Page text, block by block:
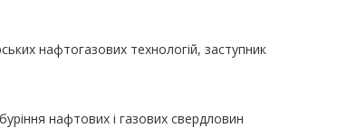
нафтогазових технологій, заступник
нафтових і газових свердловин